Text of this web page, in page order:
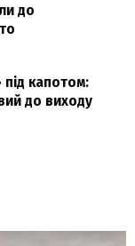
до
капотом:
до виходу